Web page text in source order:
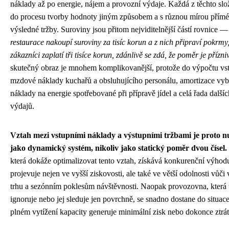
náklady až po energie, nájem a provozní výdaje. Každá z těchto
do procesu tvorby hodnoty jiným způsobem a s různou mírou
výsledné tržby. Suroviny jsou přitom nejviditelnější částí rovnice
restaurace nakoupí suroviny za tisíc korun a z nich připraví
zákazníci zaplatí tři tisíce korun, zdánlivě se zdá, že poměr je
skutečný obraz je mnohem komplikovanější, protože do výpočtu
mzdové náklady kuchařů a obsluhujícího personálu, amortizace
náklady na energie spotřebované při přípravě jídel a celá řada
výdajů.
Vztah mezi vstupními náklady a výstupními tržbami je proto
jako dynamický systém, nikoliv jako statický poměr dvou čísel.
která dokáže optimalizovat tento vztah, získává konkurenční
projevuje nejen ve vyšší ziskovosti, ale také ve větší odolnosti vůči
trhu a sezónním poklesům návštěvnosti. Naopak provozovna, která
ignoruje nebo jej sleduje jen povrchně, se snadno dostane do
plném vytížení kapacity generuje minimální zisk nebo dokonce